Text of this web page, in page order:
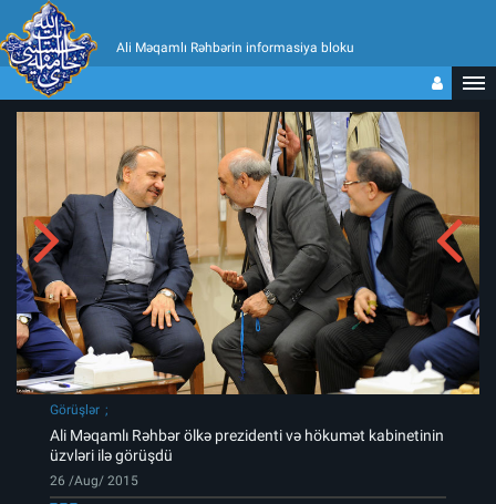
Ali Məqamlı Rəhbərin informasiya bloku
Görüşlər
Ali Məqamlı Rəhbər ölkə prezidenti və hökumət kabinetinin
üzvləri ilə görüşdü
26 /Aug/ 2015